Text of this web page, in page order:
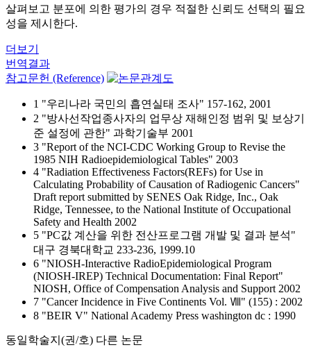
살펴보고 분포에 의한 평가의 경우 적절한 신뢰도 선택의 필요
성을 제시한다.
더보기
번역결과
참고문헌 (Reference)
1 "우리나라 국민의 흡연실태 조사" 157-162, 2001
2 "방사선작업종사자의 업무상 재해인정 범위 및 보상기
준 설정에 관한" 과학기술부 2001
3 "Report of the NCI-CDC Working Group to Revise the
1985 NIH Radioepidemiological Tables" 2003
4 "Radiation Effectiveness Factors(REFs) for Use in
Calculating Probability of Causation of Radiogenic Cancers"
Draft report submitted by SENES Oak Ridge, Inc., Oak
Ridge, Tennessee, to the National Institute of Occupational
Safety and Health 2002
5 "PC값 계산을 위한 전산프로그램 개발 및 결과 분석"
대구 경북대학교 233-236, 1999.10
6 "NIOSH-Interactive RadioEpidemiological Program
(NIOSH-IREP) Technical Documentation: Final Report"
NIOSH, Office of Compensation Analysis and Support 2002
7 "Cancer Incidence in Five Continents Vol. Ⅷ" (155) : 2002
8 "BEIR V" National Academy Press washington dc : 1990
동일학술지(권/호) 다른 논문